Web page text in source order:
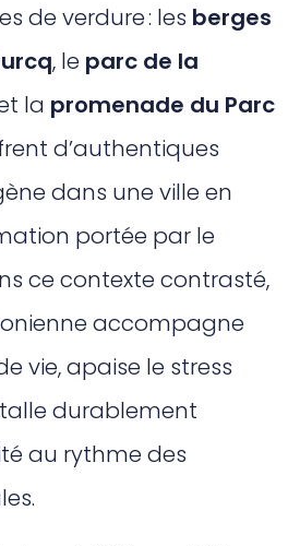
de verdure : les berges
, le parc de la
la promenade du Parc
d’authentiques
dans une ville en
portée par le
ce contexte contrasté,
accompagne
vie, apaise le stress
durablement
au rythme des